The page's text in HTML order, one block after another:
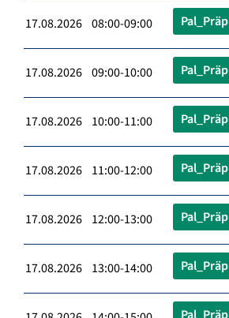
17.08.2026 08:00-09:00 Pal_Präp
17.08.2026 09:00-10:00 Pal_Präp
17.08.2026 10:00-11:00 Pal_Präp
17.08.2026 11:00-12:00 Pal_Präp
17.08.2026 12:00-13:00 Pal_Präp
17.08.2026 13:00-14:00 Pal_Präp